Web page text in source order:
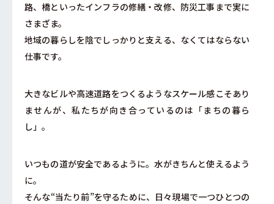
路、橋といったインフラの修繕・改修、防災工事まで実に
さまざま。
地域の暮らしを陰でしっかりと支える、なくてはならない
仕事です。
大きなビルや高速道路をつくるようなスケール感こそあり
ませんが、私たちが向き合っているのは「まちの暮ら
し」。
いつもの道が安全であるように。水がきちんと使えるよう
に。
そんな“当たり前”を守るために、 日々現場で一つひとつの